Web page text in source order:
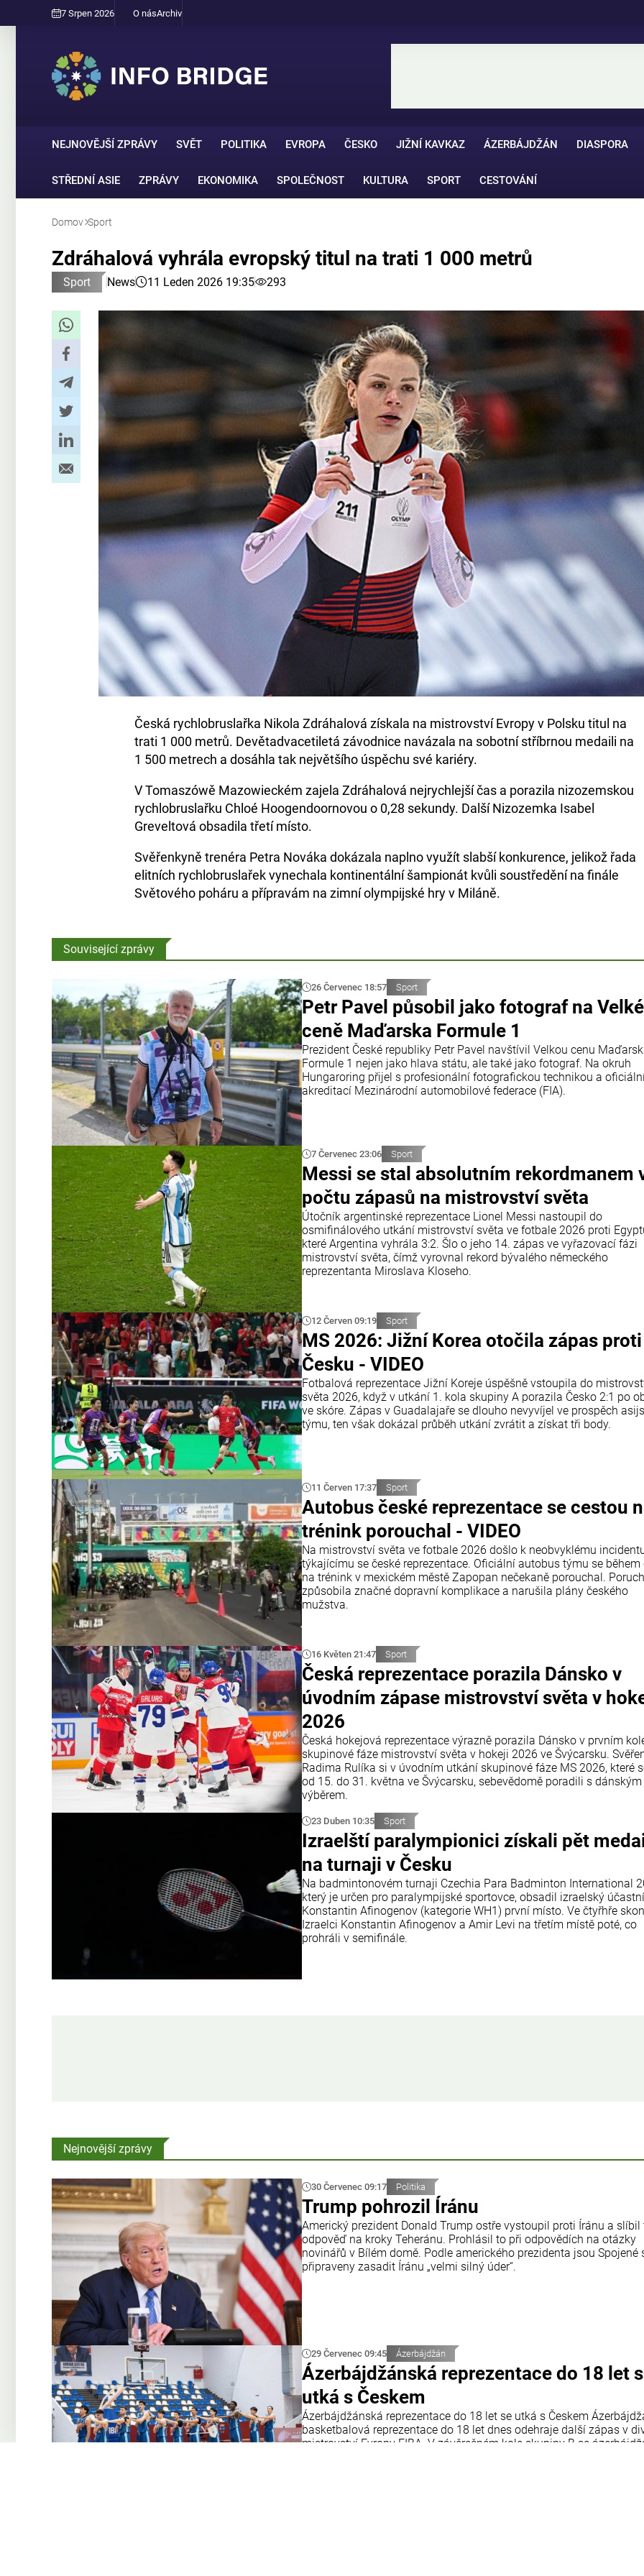
7 Srpen 2026 O násArchiv
NEJNOVĚJŠÍ ZPRÁVY SVĚT POLITIKA EVROPA ČESKO JIŽNÍ KAVKAZ ÁZERBÁJDŽÁN DIASPORA
STŘEDNÍ ASIE ZPRÁVY EKONOMIKA SPOLEČNOST KULTURA SPORT CESTOVÁNÍ
Domov Sport
Zdráhalová vyhrála evropský titul na trati 1 000 metrů
Sport News 11 Leden 2026 19:35 293
Česká rychlobruslařka Nikola Zdráhalová získala na mistrovství Evropy v Polsku titul na
trati 1 000 metrů. Devětadvacetiletá závodnice navázala na sobotní stříbrnou medaili na
1 500 metrech a dosáhla tak největšího úspěchu své kariéry.
V Tomaszówě Mazowieckém zajela Zdráhalová nejrychlejší čas a porazila nizozemskou
rychlobruslařku Chloé Hoogendoornovou o 0,28 sekundy. Další Nizozemka Isabel
Greveltová obsadila třetí místo.
Svěřenkyně trenéra Petra Nováka dokázala naplno využít slabší konkurence, jelikož řada
elitních rychlobruslařek vynechala kontinentální šampionát kvůli soustředění na finále
Světového poháru a přípravám na zimní olympijské hry v Miláně.
Související zprávy
26 Červenec 18:57 Sport
Petr Pavel působil jako fotograf na Velké
ceně Maďarska Formule 1
Prezident České republiky Petr Pavel navštívil Velkou cenu
Formule 1 nejen jako hlava státu, ale také jako fotograf. Na okruh
Hungaroring přijel s profesionální fotografickou technikou a
akreditací Mezinárodní automobilové federace (FIA).
7 Červenec 23:06 Sport
Messi se stal absolutním rekordmanem
počtu zápasů na mistrovství světa
Útočník argentinské reprezentace Lionel Messi nastoupil do
osmifinálového utkání mistrovství světa ve fotbale 2026 proti
které Argentina vyhrála 3:2. Šlo o jeho 14. zápas ve vyřazovací fázi
mistrovství světa, čímž vyrovnal rekord bývalého německého
reprezentanta Miroslava Kloseho.
12 Červen 09:19 Sport
MS 2026: Jižní Korea otočila zápas proti
Česku - VIDEO
Fotbalová reprezentace Jižní Koreje úspěšně vstoupila do
světa 2026, když v utkání 1. kola skupiny A porazila Česko 2:1 po
ve skóre. Zápas v Guadalajaře se dlouho nevyvíjel ve prospěch
týmu, ten však dokázal průběh utkání zvrátit a získat tři body.
11 Červen 17:37 Sport
Autobus české reprezentace se cestou
trénink porouchal - VIDEO
Na mistrovství světa ve fotbale 2026 došlo k neobvyklému
týkajícímu se české reprezentace. Oficiální autobus týmu se během
na trénink v mexickém městě Zapopan nečekaně porouchal.
způsobila značné dopravní komplikace a narušila plány českého
mužstva.
16 Květen 21:47 Sport
Česká reprezentace porazila Dánsko v
úvodním zápase mistrovství světa v
2026
Česká hokejová reprezentace výrazně porazila Dánsko v prvním
skupinové fáze mistrovství světa v hokeji 2026 ve Švýcarsku.
Radima Rulíka si v úvodním utkání skupinové fáze MS 2026, které
od 15. do 31. května ve Švýcarsku, sebevědomě poradili s dánským
výběrem.
23 Duben 10:35 Sport
Izraelští paralympionici získali pět
na turnaji v Česku
Na badmintonovém turnaji Czechia Para Badminton International
který je určen pro paralympijské sportovce, obsadil izraelský
Konstantin Afinogenov (kategorie WH1) první místo. Ve čtyřhře
Izraelci Konstantin Afinogenov a Amir Levi na třetím místě poté, co
prohráli v semifinále.
Nejnovější zprávy
30 Červenec 09:17 Politika
Trump pohrozil Íránu
Americký prezident Donald Trump ostře vystoupil proti Íránu a slíbil
odpověď na kroky Teheránu. Prohlásil to při odpovědích na otázky
novinářů v Bílém domě. Podle amerického prezidenta jsou Spojené
připraveny zasadit Íránu „velmi silný úder“.
29 Červenec 09:45 Ázerbájdžán
Ázerbájdžánská reprezentace do 18 let
utká s Českem
Ázerbájdžánská reprezentace do 18 let se utká s Českem
basketbalová reprezentace do 18 let dnes odehraje další zápas v
mistrovství Evropy FIBA. V závěrečném kole skupiny B se